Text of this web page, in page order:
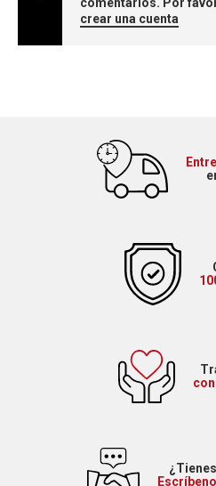
crear una cuenta